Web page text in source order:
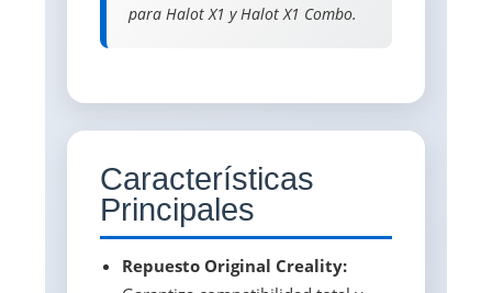
para Halot X1 y Halot X1 Combo.
Características
Principales
Repuesto Original Creality: